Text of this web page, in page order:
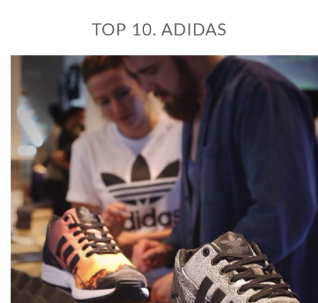
TOP 10. ADIDAS